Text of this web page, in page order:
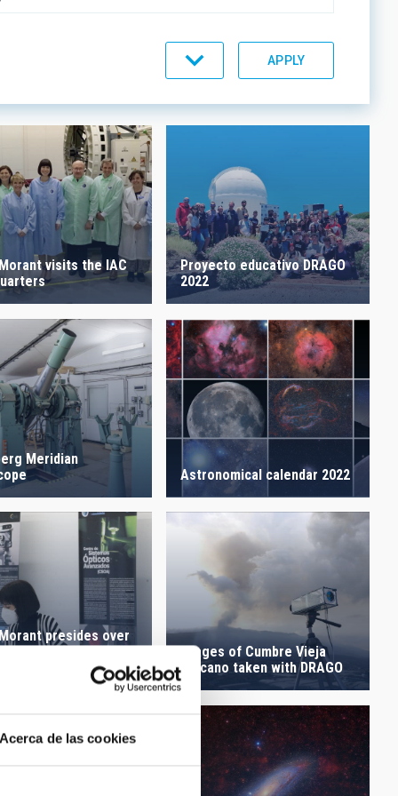
de las cookies
ORDER
visits the IAC
Proyecto educativo DRAGO
2022
Meridian
Astronomical calendar 2022
presides over
Images of Cumbre Vieja
Volcano taken with DRAGO